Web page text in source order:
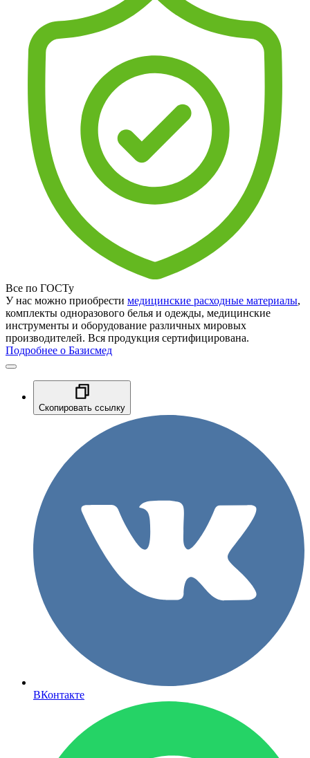
Все по ГОСТу
У нас можно приобрести медицинские расходные материалы,
комплекты одноразового белья и одежды, медицинские
инструменты и оборудование различных мировых
производителей. Вся продукция сертифицирована.
Подробнее о Базисмед
Скопировать ссылку
ВКонтакте